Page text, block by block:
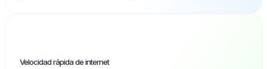
Velocidad rápida de internet